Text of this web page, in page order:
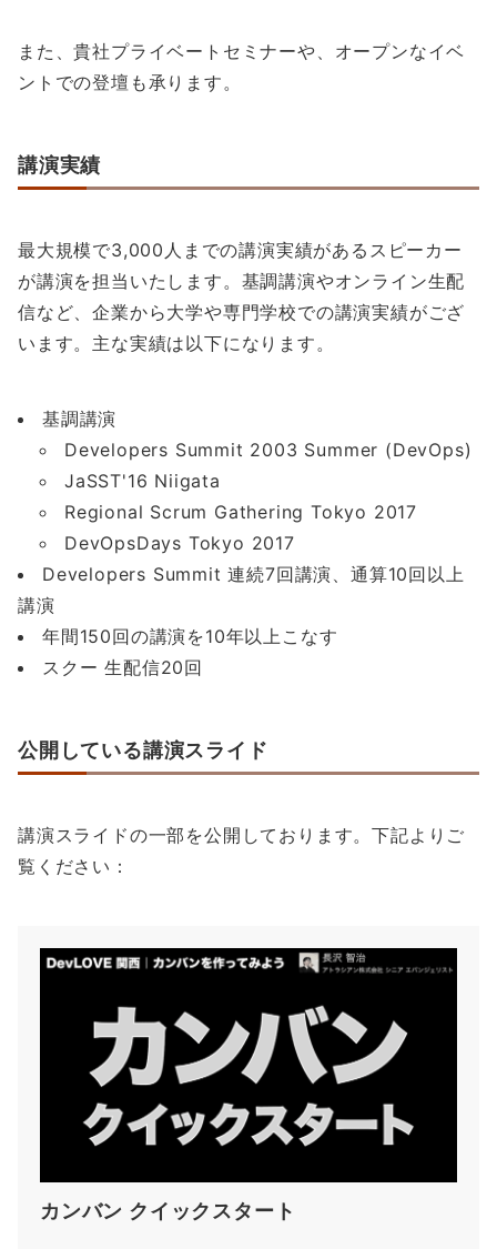
また、貴社プライベートセミナーや、オープンなイベ
ントでの登壇も承ります。
講演実績
最大規模で3,000人までの講演実績があるスピーカー
が講演を担当いたします。基調講演やオンライン生配
信など、企業から大学や専門学校での講演実績がござ
います。主な実績は以下になります。
基調講演
Developers Summit 2003 Summer (DevOps)
JaSST'16 Niigata
Regional Scrum Gathering Tokyo 2017
DevOpsDays Tokyo 2017
Developers Summit 連続7回講演、通算10回以上
講演
年間150回の講演を10年以上こなす
スクー 生配信20回
公開している講演スライド
講演スライドの一部を公開しております。下記よりご
覧ください：
カンバン クイックスタート